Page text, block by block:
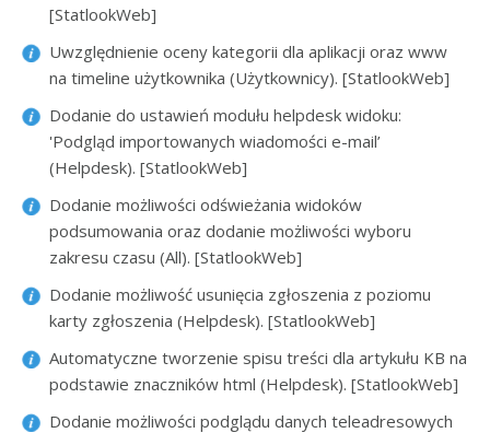
[StatlookWeb]
Uwzględnienie oceny kategorii dla aplikacji oraz www
na timeline użytkownika (Użytkownicy). [StatlookWeb]
Dodanie do ustawień modułu helpdesk widoku:
'Podgląd importowanych wiadomości e-mail’
(Helpdesk). [StatlookWeb]
Dodanie możliwości odświeżania widoków
podsumowania oraz dodanie możliwości wyboru
zakresu czasu (All). [StatlookWeb]
Dodanie możliwość usunięcia zgłoszenia z poziomu
karty zgłoszenia (Helpdesk). [StatlookWeb]
Automatyczne tworzenie spisu treści dla artykułu KB na
podstawie znaczników html (Helpdesk). [StatlookWeb]
Dodanie możliwości podglądu danych teleadresowych